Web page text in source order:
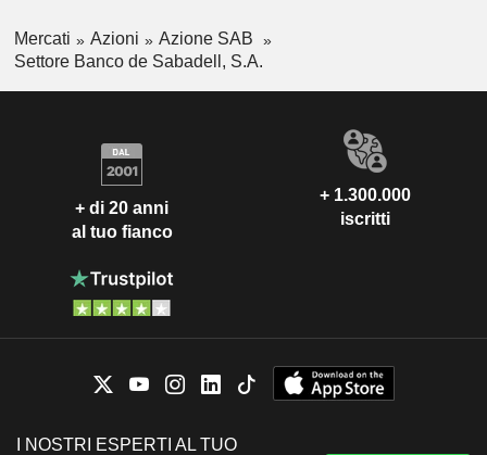
Mercati Azioni
Azione SAB
Settore Banco de Sabadell, S.A.
+ di 20 anni
al tuo fianco
+ 1.300.000
iscritti
I NOSTRI ESPERTI AL TUO